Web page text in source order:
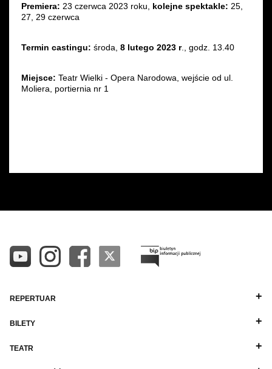
Premiera: 23 czerwca 2023 roku, kolejne spektakle: 25,
27, 29 czerwca
Termin castingu: środa, 8 lutego 2023 r., godz. 13.40
Miejsce: Teatr Wielki - Opera Narodowa, wejście od ul.
Moliera, portiernia nr 1
REPERTUAR
BILETY
TEATR